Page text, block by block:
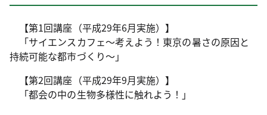
【第1回講座（平成29年6月実施）】
「サイエンスカフェ～考えよう！東京の暑さの原因と
持続可能な都市づくり～」
【第2回講座（平成29年9月実施）】
「都会の中の生物多様性に触れよう！」